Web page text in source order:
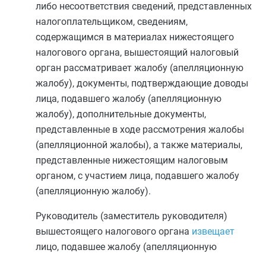
либо несоответствия сведений, представленных
налогоплательщиком, сведениям,
содержащимся в материалах нижестоящего
налогового органа, вышестоящий налоговый
орган рассматривает жалобу (апелляционную
жалобу), документы, подтверждающие доводы
лица, подавшего жалобу (апелляционную
жалобу), дополнительные документы,
представленные в ходе рассмотрения жалобы
(апелляционной жалобы), а также материалы,
представленные нижестоящим налоговым
органом, с участием лица, подавшего жалобу
(апелляционную жалобу).
Руководитель (заместитель руководителя)
вышестоящего налогового органа извещает
лицо, подавшее жалобу (апелляционную